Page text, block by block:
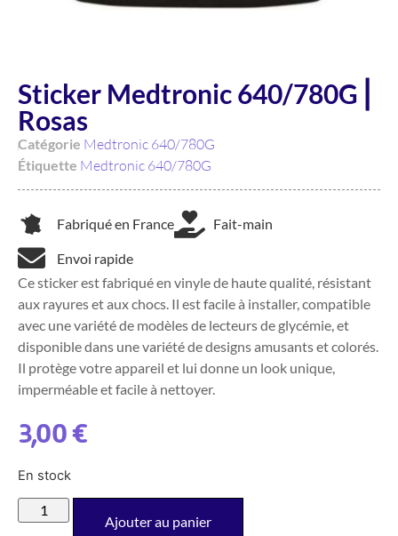
Sticker Medtronic 640/780G ⎜
Rosas
Catégorie Medtronic 640/780G
Étiquette Medtronic 640/780G
Fabriqué en France Fait-main
Envoi rapide
Ce sticker est fabriqué en vinyle de haute qualité, résistant
aux rayures et aux chocs. Il est facile à installer, compatible
avec une variété de modèles de lecteurs de glycémie, et
disponible dans une variété de designs amusants et colorés.
Il protège votre appareil et lui donne un look unique,
imperméable et facile à nettoyer.
3,00€
En stock
Ajouter au panier